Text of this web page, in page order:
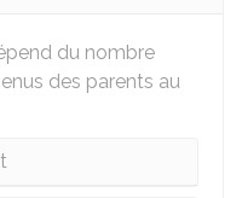
du nombre
des parents au